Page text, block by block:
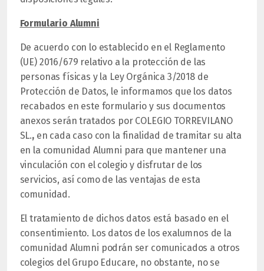
Formulario Alumni
De acuerdo con lo establecido en el Reglamento
(UE) 2016/679 relativo a la protección de las
personas físicas y la Ley Orgánica 3/2018 de
Protección de Datos, le informamos que los datos
recabados en este formulario y sus documentos
anexos serán tratados por COLEGIO TORREVILANO
SL.,en cada caso con la finalidad de tramitar su alta
en la comunidad Alumni para que mantener una
vinculación con el colegio y disfrutar de los
servicios, así como de las ventajas de esta
comunidad.
El tratamiento de dichos datos está basado en el
consentimiento. Los datos de los exalumnos de la
comunidad Alumni podrán ser comunicados a otros
colegios del Grupo Educare, no obstante, no se